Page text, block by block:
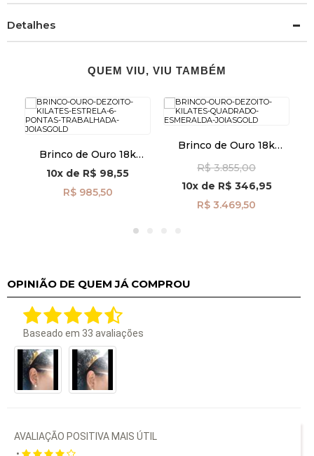
Detalhes
QUEM VIU, VIU TAMBÉM
Brinco de Ouro 18k
Estrela 6 Pontas
Trabalhada br29503
10x de R$ 98,55
R$ 985,50
Brinco de Ouro 18k
Esmeralda br29488
R$ 3.855,00
10xde R$ 346,95
R$ 3.469,50
OPINIÃO DE QUEM JÁ COMPROU
Baseado em 33 avaliações
AVALIAÇÃO POSITIVA MAIS ÚTIL